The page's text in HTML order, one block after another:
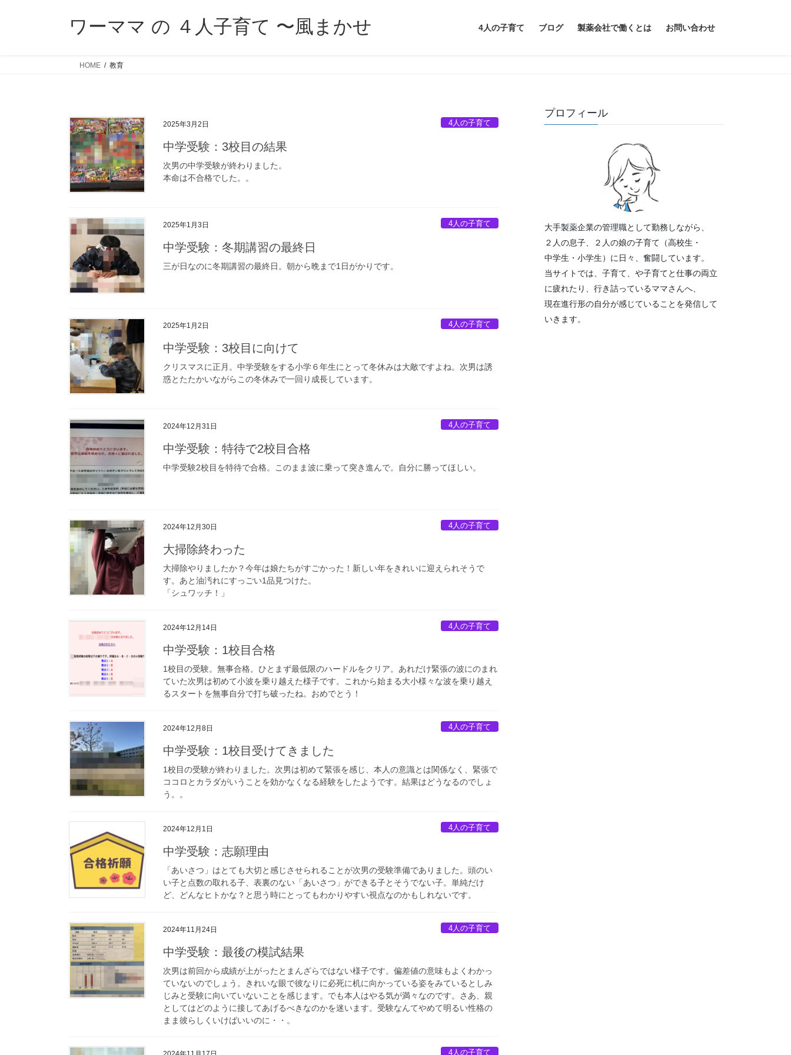
ワーママ の ４人子育て 〜風まかせ 4人の子育て ブログ 製薬会社で働くとは お問い合わせ
HOME 教育
2025年3月2日 4人の子育て
中学受験：3校目の結果
次男の中学受験が終わりました。
本命は不合格でした。。
2025年1月3日 4人の子育て
中学受験：冬期講習の最終日
三が日なのに冬期講習の最終日。朝から晩まで1日がかりです。
2025年1月2日 4人の子育て
中学受験：3校目に向けて
クリスマスに正月。中学受験をする小学６年生にとって冬休みは大敵ですよね。次男は誘
惑とたたかいながらこの冬休みで一回り成長しています。
2024年12月31日 4人の子育て
中学受験：特待で2校目合格
中学受験2校目を特待で合格。このまま波に乗って突き進んで。自分に勝ってほしい。
2024年12月30日 4人の子育て
大掃除終わった
大掃除やりましたか？今年は娘たちがすごかった！新しい年をきれいに迎えられそうで
す。あと油汚れにすっごい1品見つけた。
「シュワッチ！」
2024年12月14日 4人の子育て
中学受験：1校目合格
1校目の受験。無事合格。ひとまず最低限のハードルをクリア。あれだけ緊張の波にのまれ
ていた次男は初めて小波を乗り越えた様子です。これから始まる大小様々な波を乗り越え
るスタートを無事自分で打ち破ったね。おめでとう！
2024年12月8日 4人の子育て
中学受験：1校目受けてきました
1校目の受験が終わりました。次男は初めて緊張を感じ、本人の意識とは関係なく、緊張で
ココロとカラダがいうことを効かなくなる経験をしたようです。結果はどうなるのでしょ
う。。
2024年12月1日 4人の子育て
中学受験：志願理由
「あいさつ」はとても大切と感じさせられることが次男の受験準備でありました。頭のい
い子と点数の取れる子、表裏のない「あいさつ」ができる子とそうでない子。単純だけ
ど、どんなヒトかな？と思う時にとってもわかりやすい視点なのかもしれないです。
2024年11月24日 4人の子育て
中学受験：最後の模試結果
次男は前回から成績が上がったとまんざらではない様子です。偏差値の意味もよくわかっ
ていないのでしょう。きれいな眼で彼なりに必死に机に向かっている姿をみているとしみ
じみと受験に向いていないことを感じます。でも本人はやる気が満々なのです。さあ、親
としてはどのように接してあげるべきなのかを迷います。受験なんてやめて明るい性格の
まま彼らしくいけばいいのに・・。
4人の子育て
プロフィール
大手製薬企業の管理職として勤務しながら、
２人の息子、２人の娘の子育て（高校生・
中学生・小学生）に日々、奮闘しています。
当サイトでは、子育て、や子育てと仕事の両立
に疲れたり、行き詰っているママさんへ、
現在進行形の自分が感じていることを発信して
いきます。